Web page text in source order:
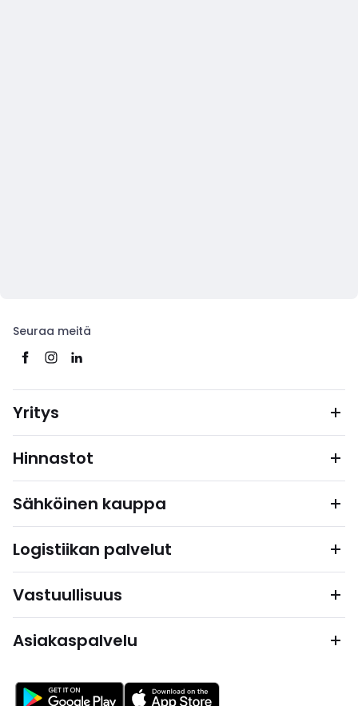
Seuraa meitä
Yritys
Hinnastot
Sähköinen kauppa
Logistiikan palvelut
Vastuullisuus
Asiakaspalvelu